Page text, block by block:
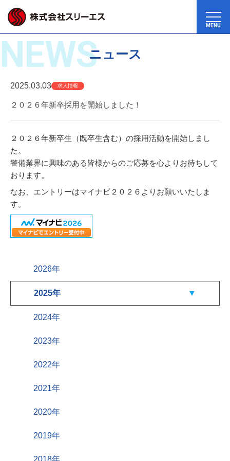
MENU
NEWSニュース
2026年
2025年
2024年
2023年
2022年
2021年
2020年
2019年
2018年
2025.03.03 求人情報
２０２６年新卒採用を開始しました！
２０２６年新卒生（既卒生含む）の採用活動を開始しまし
た。
警備業界に興味のある皆様からのご応募を心よりお待ちして
おります。
なお、エントリーはマイナビ２０２６よりお願いいたしま
す。